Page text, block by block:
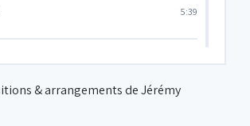
5:39
Tilou 4:45
& arrangements de Jérémy